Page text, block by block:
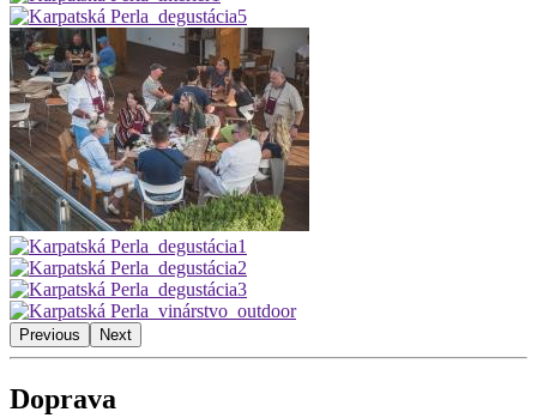
Previous Next
Doprava